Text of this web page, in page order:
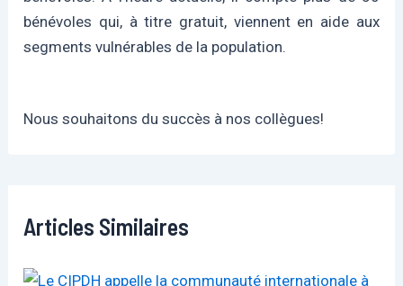
bénévoles qui, à titre gratuit, viennent en aide aux
segments vulnérables de la population.
Nous souhaitons du succès à nos collègues!
Articles Similaires